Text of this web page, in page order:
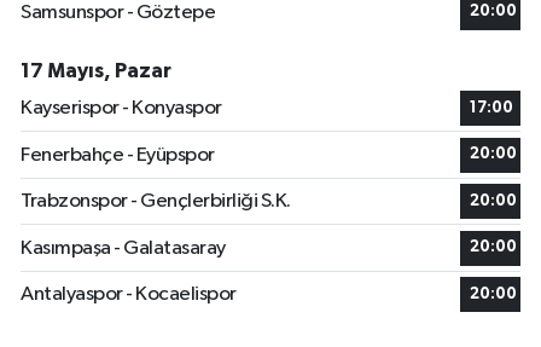
Samsunspor - Göztepe 20:00
17 Mayıs, Pazar
Kayserispor - Konyaspor
17:00
Fenerbahçe - Eyüpspor 20:00
Trabzonspor - Gençlerbirliği S.K. 20:00
Kasımpaşa - Galatasaray 20:00
Antalyaspor - Kocaelispor 20:00